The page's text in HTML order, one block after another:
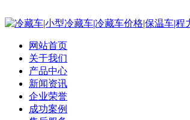
网站首页
关于我们
产品中心
新闻资讯
企业荣誉
成功案例